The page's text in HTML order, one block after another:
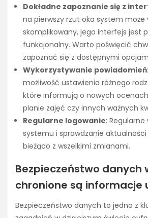
Dokładne zapoznanie się z
na pierwszy rzut oka system może
skomplikowany, jego interfejs jest
funkcjonalny. Warto poświęcić
zapoznać się z dostępnymi
Wykorzystywanie powiadomień
możliwość ustawienia różnego
które informują o nowych
planie zajęć czy innych ważnych
Regularne logowanie:
systemu i sprawdzanie
bieżąco z wszelkimi zmianami.
Bezpieczeństwo danych
chronione są informacje
Bezpieczeństwo danych to jedno z